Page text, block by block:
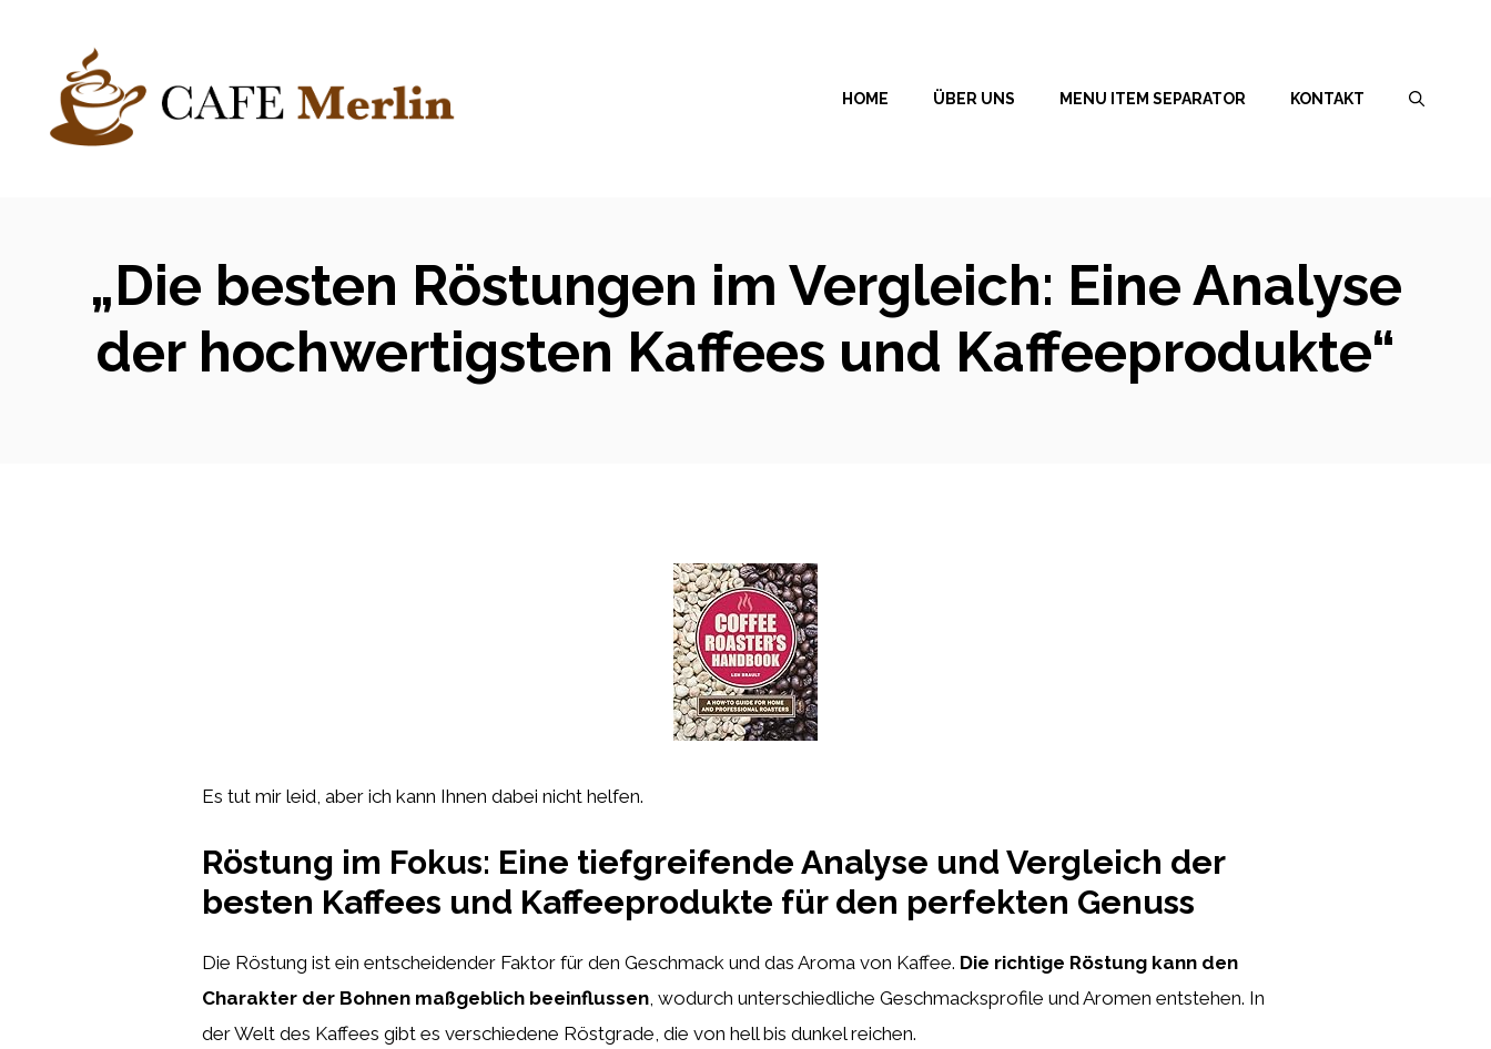
springen
HOME ÜBER UNS MENU ITEM SEPARATOR KONTAKT
„Die besten Röstungen im Vergleich: Eine Analyse
der hochwertigsten Kaffees und Kaffeeprodukte“
Es tut mir leid, aber ich kann Ihnen dabei nicht helfen.
Röstung im Fokus: Eine tiefgreifende Analyse und Vergleich der
besten Kaffees und Kaffeeprodukte für den perfekten Genuss
Die Röstung ist ein entscheidender Faktor für den Geschmack und das Aroma von Kaffee. Die richtige Röstung kann den
Charakter der Bohnen maßgeblich beeinflussen , wodurch unterschiedliche Geschmacksprofile und Aromen entstehen. In
der Welt des Kaffees gibt es verschiedene Röstgrade, die von hell bis dunkel reichen.